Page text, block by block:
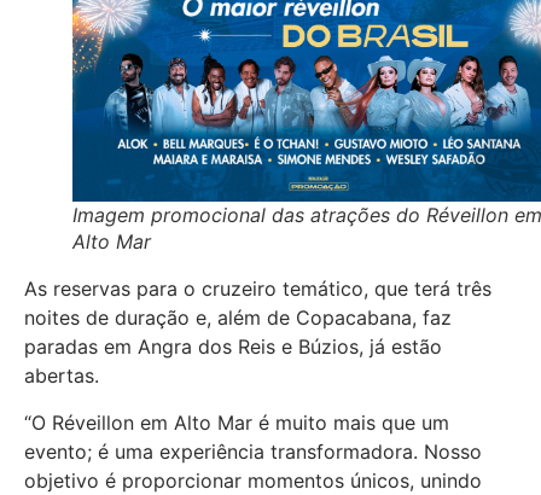
Imagem promocional das atrações do Réveillon em
Alto Mar
As reservas para o cruzeiro temático, que terá três
noites de duração e, além de Copacabana, faz
paradas em Angra dos Reis e Búzios, já estão
abertas.
“O Réveillon em Alto Mar é muito mais que um
evento; é uma experiência transformadora. Nosso
objetivo é proporcionar momentos únicos, unindo